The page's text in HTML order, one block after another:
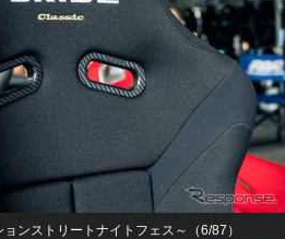
ンストリートナイトフェス～（6/87）